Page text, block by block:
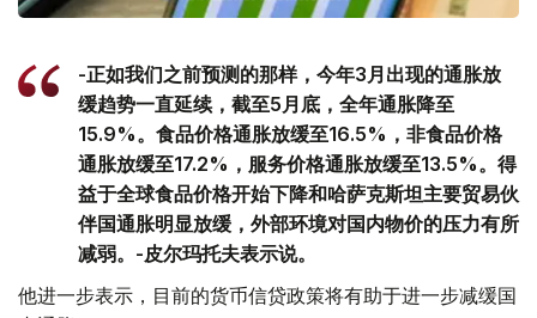
-正如我们之前预测的那样，今年3月出现的通胀放
缓趋势一直延续，截至5月底，全年通胀降至
15.9%。食品价格通胀放缓至16.5%，非食品价格
通胀放缓至17.2%，服务价格通胀放缓至13.5%。得
益于全球食品价格开始下降和哈萨克斯坦主要贸易伙
伴国通胀明显放缓，外部环境对国内物价的压力有所
减弱。-皮尔玛托夫表示说。
他进一步表示，目前的货币信贷政策将有助于进一步减缓国